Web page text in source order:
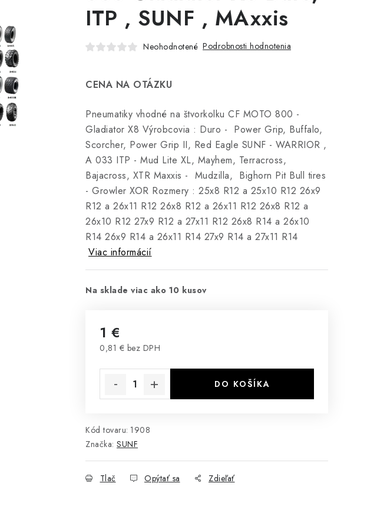
ITP , SUNF , MAxxis
Neohodnotené Podrobnosti hodnotenia
CENA NA OTÁZKU
Pneumatiky vhodné na štvorkolku CF MOTO 800 -
Gladiator X8 Výrobcovia : Duro - Power Grip, Buffalo,
Scorcher, Power Grip II, Red Eagle SUNF - WARRIOR ,
A 033 ITP - Mud Lite XL, Mayhem, Terracross,
Bajacross, XTR Maxxis - Mudzilla, Bighorn Pit Bull tires
- Growler XOR Rozmery : 25x8 R12 a 25x10 R12 26x9
R12 a 26x11 R12 26x8 R12 a 26x11 R12 26x8 R12 a
26x10 R12 27x9 R12 a 27x11 R12 26x8 R14 a 26x10
R14 26x9 R14 a 26x11 R14 27x9 R14 a 27x11 R14
Viac informácií
Na sklade viac ako 10 kusov
1 €
0,81 € bez DPH
DO KOŠÍKA
Kód tovaru: 1908
Značka: SUNF
Tlač Opýtať sa Zdieľať